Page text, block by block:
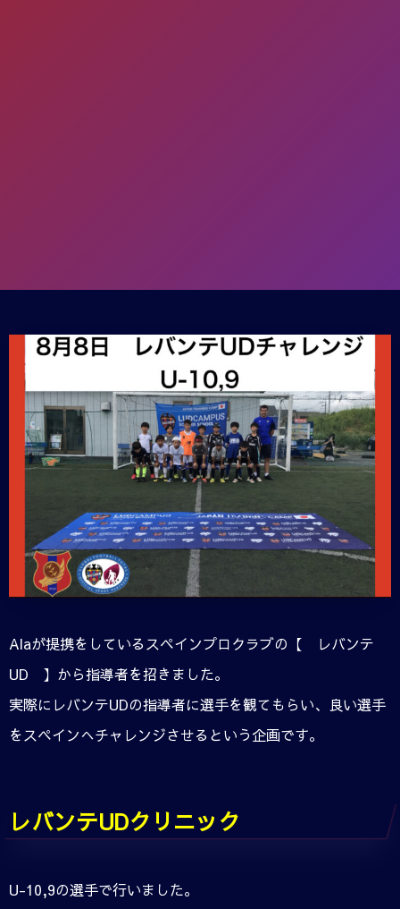
Alaが提携をしているスペインプロクラブの【 レバンテ
UD 】から指導者を招きました。
実際にレバンテUDの指導者に選手を観てもらい、良い選手
をスペインへチャレンジさせるという企画です。
レバンテUDクリニック
U-10,9の選手で行いました。